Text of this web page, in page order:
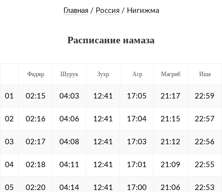
Главная/ Россия/ Нигижма
Расписание намаза
Фаджр Шурук Зухр Аср Магриб Иша
01 02:15 04:03 12:41 17:05 21:17 22:59
02 02:16 04:06 12:41 17:04 21:15 22:57
03 02:17 04:08 12:41 17:03 21:12 22:56
04 02:18 04:11 12:41 17:01 21:09 22:55
05 02:20 04:14 12:41 17:00 21:06 22:53